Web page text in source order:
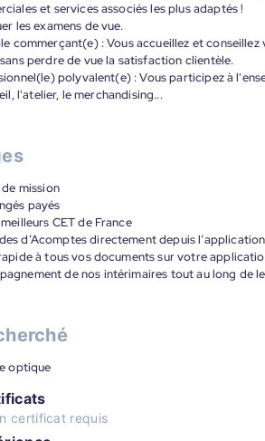
et services associés les plus adaptés !
les examens de vue.
commerçant(e) : Vous accueillez et
perdre de vue la satisfaction clientèle.
polyvalent(e) : Vous participez à
l'atelier, le merchandising...
de mission
payés
CET de France
d’Acomptes directement depuis l’application
à tous vos documents sur votre
de nos intérimaires tout au long de
optique
certificat requis